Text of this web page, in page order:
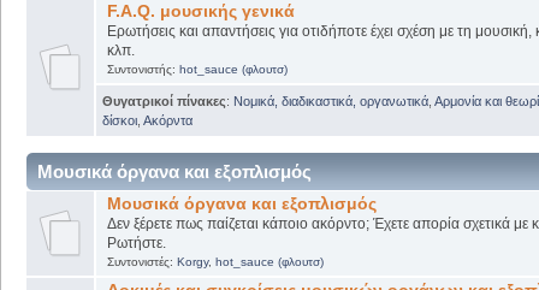
F.A.Q. μουσικής γενικά
Ερωτήσεις και απαντήσεις για οτιδήποτε έχει σχέση με τη μουσική,
κλπ.
Συντονιστής: hot_sauce (φλουτσ)
Θυγατρικοί πίνακες: Νομικά, διαδικαστικά, οργανωτικά Αρμονία και
δίσκοι Ακόρντα
Μουσικά όργανα και εξοπλισμός
Μουσικά όργανα και εξοπλισμός
Δεν ξέρετε πως παίζεται κάποιο ακόρντο; Έχετε απορία σχετικά
Ρωτήστε.
Συντονιστές: Korgy, hot_sauce (φλουτσ)